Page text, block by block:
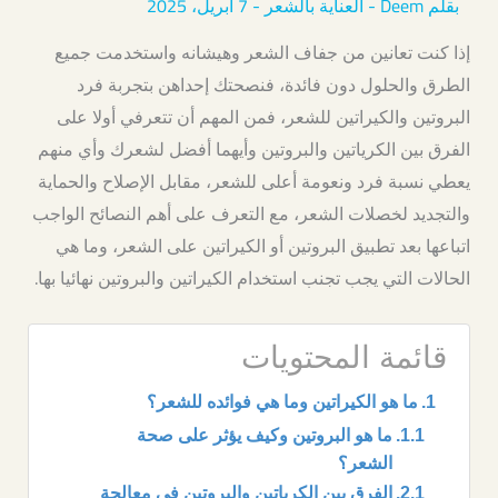
إذا كنت تعانين من جفاف الشعر وهيشانه واستخدمت جميع
الطرق والحلول دون فائدة، فنصحتك إحداهن بتجربة فرد
البروتين والكيراتين للشعر، فمن المهم أن تتعرفي أولا على
الفرق بين الكرياتين والبروتين وأيهما أفضل لشعرك وأي منهم
يعطي نسبة فرد ونعومة أعلى للشعر، مقابل الإصلاح والحماية
والتجديد لخصلات الشعر، مع التعرف على أهم النصائح الواجب
اتباعها بعد تطبيق البروتين أو الكيراتين على الشعر، وما هي
الحالات التي يجب تجنب استخدام الكيراتين والبروتين نهائيا بها.
قائمة المحتويات
ما هو الكيراتين وما هي فوائده للشعر؟
ما هو البروتين وكيف يؤثر على صحة
الشعر؟
الفرق بين الكرياتين والبروتين في معالجة